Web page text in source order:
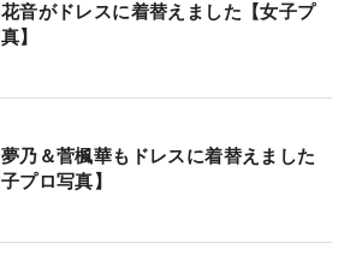
音がドレスに着替えました【女子プ
】
乃＆菅楓華もドレスに着替えました
子プロ写真】